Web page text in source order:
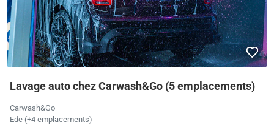
Lavage auto chez Carwash&Go (5 emplacements)
Carwash&Go
Ede (+4 emplacements)